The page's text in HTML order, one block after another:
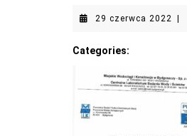
29 czerwca 2022 29
Categories: